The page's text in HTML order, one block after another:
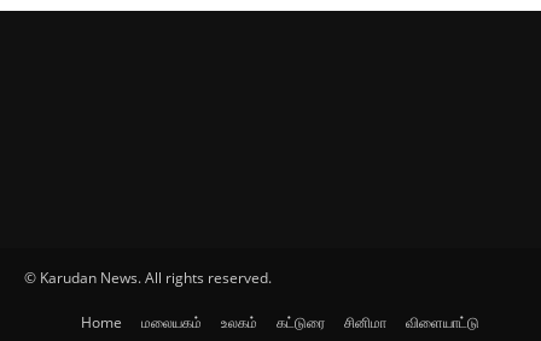
© Karudan News. All rights reserved.
Home மலையகம் உலகம் கட்டுரை சினிமா விளையாட்டு